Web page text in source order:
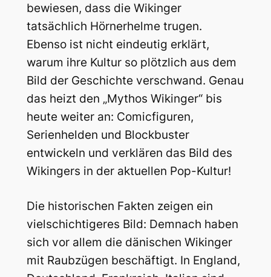
bewiesen, dass die Wikinger
tatsächlich Hörnerhelme trugen.
Ebenso ist nicht eindeutig erklärt,
warum ihre Kultur so plötzlich aus dem
Bild der Geschichte verschwand. Genau
das heizt den „Mythos Wikinger“ bis
heute weiter an: Comicfiguren,
Serienhelden und Blockbuster
entwickeln und verklären das Bild des
Wikingers in der aktuellen Pop-Kultur!
Die historischen Fakten zeigen ein
vielschichtigeres Bild: Demnach haben
sich vor allem die dänischen Wikinger
mit Raubzügen beschäftigt. In England,